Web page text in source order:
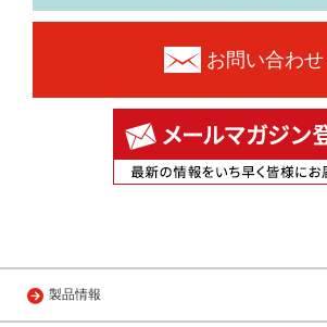
お問い合わせ
製品情報